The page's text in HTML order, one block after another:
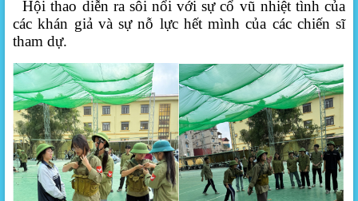
Hội thao diễn ra sôi nổi với sự cổ vũ nhiệt tình của
các khán giả và sự nỗ lực hết mình của các chiến sĩ
tham dự.